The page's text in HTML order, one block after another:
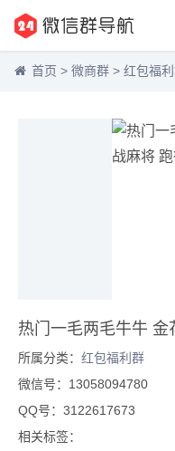
首页 > 微商群 > 红包福
热门一毛两毛牛牛
所属分类： 红包福利群
微信号：13058094780
QQ号：3122617673
相关标签：